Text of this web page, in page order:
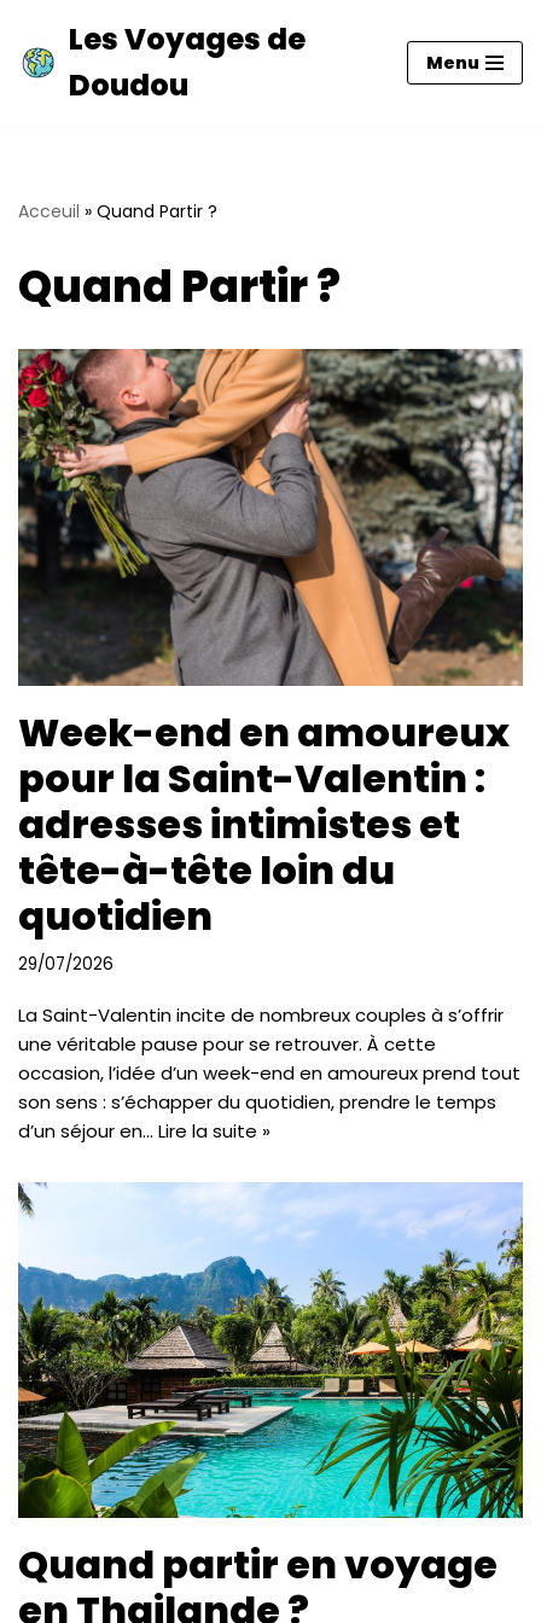
Aller
Les Voyages de
Doudou
Menu
Acceuil » Quand Partir ?
Quand Partir ?
Week-end en amoureux
pour la Saint-Valentin :
adresses intimistes et
tête-à-tête loin du
quotidien
29/07/2026
La Saint-Valentin incite de nombreux couples à s’offrir
une véritable pause pour se retrouver. À cette
occasion, l’idée d’un week-end en amoureux prend tout
son sens : s’échapper du quotidien, prendre le temps
d’un séjour en… Lire la suite »
Quand partir en voyage
en Thailande ?